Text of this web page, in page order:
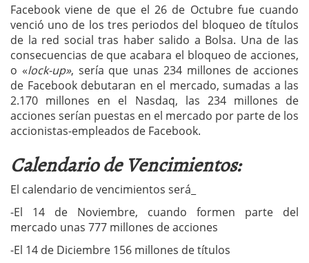
Facebook viene de que el 26 de Octubre fue cuando
venció uno de los tres periodos del bloqueo de títulos
de la red social tras haber salido a Bolsa. Una de las
consecuencias de que acabara el bloqueo de acciones,
o «lock-up», sería que unas 234 millones de acciones
de Facebook debutaran en el mercado, sumadas a las
2.170 millones en el Nasdaq, las 234 millones de
acciones serían puestas en el mercado por parte de los
accionistas-empleados de Facebook.
Calendario de Vencimientos:
El calendario de vencimientos será_
-El 14 de Noviembre, cuando formen parte del
mercado unas 777 millones de acciones
-El 14 de Diciembre 156 millones de títulos